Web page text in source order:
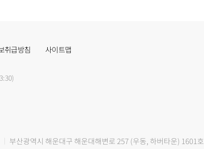
취급방침 사이트맵
부산광역시 해운대구 해운대해변로 257 (우동, 하버타운) 1601호